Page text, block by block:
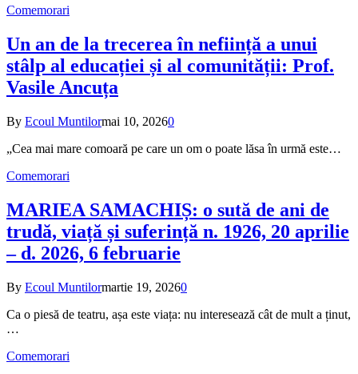
Comemorari
Un an de la trecerea în neființă a unui
stâlp al educației și al comunității: Prof.
Vasile Ancuța
By Ecoul Muntilormai 10, 20260
„Cea mai mare comoară pe care un om o poate lăsa în urmă este…
Comemorari
MARIEA SAMACHIȘ: o sută de ani de
trudă, viață și suferință n. 1926, 20 aprilie
– d. 2026, 6 februarie
By Ecoul Muntilormartie 19, 20260
Ca o piesă de teatru, așa este viața: nu interesează cât de mult a ținut,
…
Comemorari